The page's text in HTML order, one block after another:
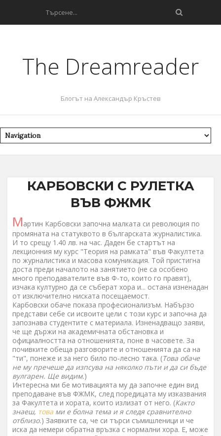
The Dreamreader
Блогът на Александър Кръстев
КАРБОВСКИ С РУЛЕТКА
ВЪВ ФЖМК
Мартин Карбовски започна малката си революция по
промяната на статуквото в българската журналистика.
И то срещу 1.40 лв. на час. Даден бе стартът на
лекционния му курс "Теория на рамката" във Факултета
по журналистика и масова комуникация. Той пристигна
доста преди началото на занятието (не са особено
много преподавателите във Ф-то, които го правят),
изчака културно да се съберат хора и... остана изненадан
от изключително ниската посещаемост.
Карбовски обаче показа професионализъм. Набързо
представи себе си исвоите цели с този курс и започна да
запознава студентите с материала. Изненадващо заяви,
че ще държи на академичната обстановка и
официалността на отношенията, поне в часовете. За
почивките обеща разговорите и отношенията да са на
"ти", понеже и за него било по-лесно така. (Това обаче
не му пречеше да изпсува на няколко пъти и да си бъде
вулгарен. Ще видим.)
Интересна ми бе мотивацията му да започне един вид
преподаване във ФЖМК, след поредицата му изказвания
за Факултета и хората, които излизат от него. (Както
знаеш, това ми е болна тема и я следя сравнително
отблизо.) Заявките са, че си търси съмишленици и че
иска да немери обратна връзка с нормални хора. Е, може